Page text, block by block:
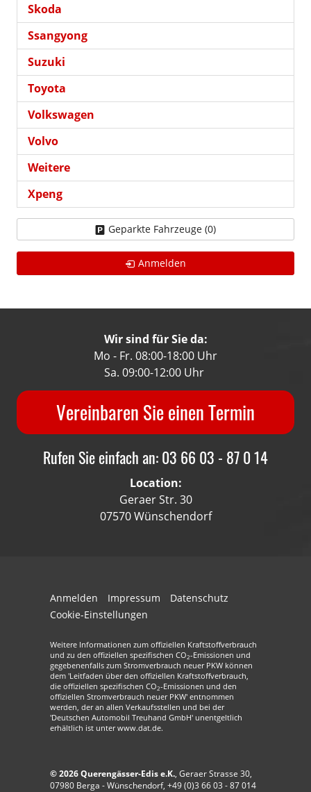
Skoda
Ssangyong
Suzuki
Toyota
Volkswagen
Volvo
Weitere
Xpeng
Geparkte Fahrzeuge (0)
Anmelden
Wir sind für Sie da:
Mo - Fr. 08:00-18:00 Uhr
Sa. 09:00-12:00 Uhr
Vereinbaren Sie einen Termin
Rufen Sie einfach an: 03 66 03 - 87 0 14
Location:
Geraer Str. 30
07570 Wünschendorf
Anmelden Impressum
Datenschutz
Cookie-Einstellungen
Weitere Informationen zum offiziellen Kraftstoffverbrauch
und zu den offiziellen spezifischen CO2-Emissionen und
gegebenenfalls zum Stromverbrauch neuer PKW können
dem 'Leitfaden über den offiziellen Kraftstoffverbrauch,
die offiziellen spezifischen CO2-Emissionen und den
offiziellen Stromverbrauch neuer PKW' entnommen
werden, der an allen Verkaufsstellen und bei der
'Deutschen Automobil Treuhand GmbH' unentgeltlich
erhältlich ist unter www.dat.de.
© 2026Querengässer-Edis e.K., Geraer Strasse 30,
07980 Berga - Wünschendorf, +49 (0)3 66 03 - 87 014